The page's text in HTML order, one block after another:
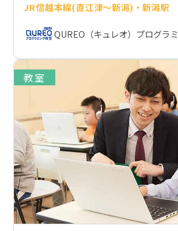
JR信越本線(直江津～新潟)・新潟駅
QUREO（キュレオ）プログラ
教室